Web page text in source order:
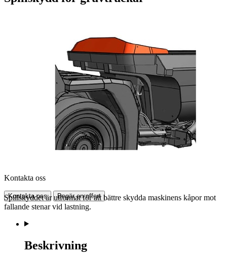
Kontakta oss
Kontakta oss Begär en offert
Spillskyddet är utformat för att bättre skydda maskinens kåpor mot
fallande stenar vid lastning.
Beskrivning